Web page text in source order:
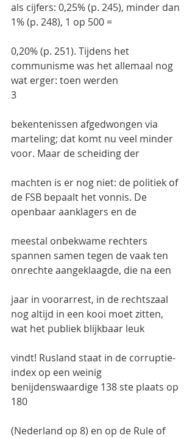
als cijfers: 0,25% (p. 245), minder dan
1% (p. 248), 1 op 500 =
0,20% (p. 251). Tijdens het
communisme was het allemaal nog
wat erger: toen werden
3
bekentenissen afgedwongen via
marteling; dat komt nu veel minder
voor. Maar de scheiding der
machten is er nog niet: de politiek of
de FSB bepaalt het vonnis. De
openbaar aanklagers en de
meestal onbekwame rechters
spannen samen tegen de vaak ten
onrechte aangeklaagde, die na een
jaar in voorarrest, in de rechtszaal
nog altijd in een kooi moet zitten,
wat het publiek blijkbaar leuk
vindt! Rusland staat in de corruptie-
index op een weinig
benijdenswaardige 138 ste plaats op
180
(Nederland op 8) en op de Rule of